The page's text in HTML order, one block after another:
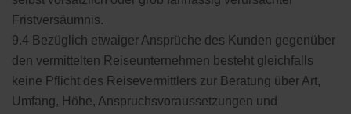
Fristversäumnis.
9.4 Bezüglich etwaiger Ansprüche des Kunden gegenüber
den vermittelten Reiseunternehmen besteht gleichfalls
keine Pflicht des Reisevermittlers zur Beratung über Art,
Umfang, Höhe, Anspruchsvoraussetzungen und